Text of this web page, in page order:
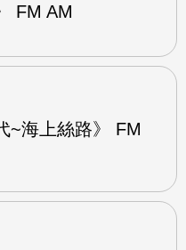
FM AM
~海上絲路》 FM